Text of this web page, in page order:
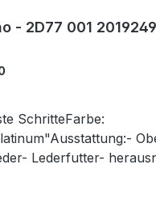
- 2D77 001
SchritteFarbe:
Lederfutter-